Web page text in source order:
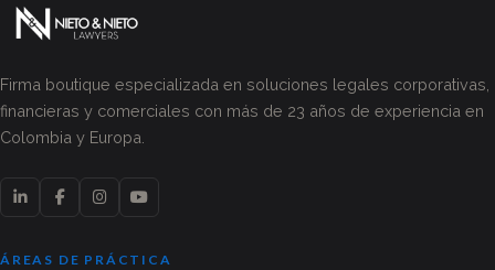
Firma boutique especializada en soluciones legales corporativas,
financieras y comerciales con más de 23 años de experiencia en
Colombia y Europa.
ÁREAS DE PRÁCTICA